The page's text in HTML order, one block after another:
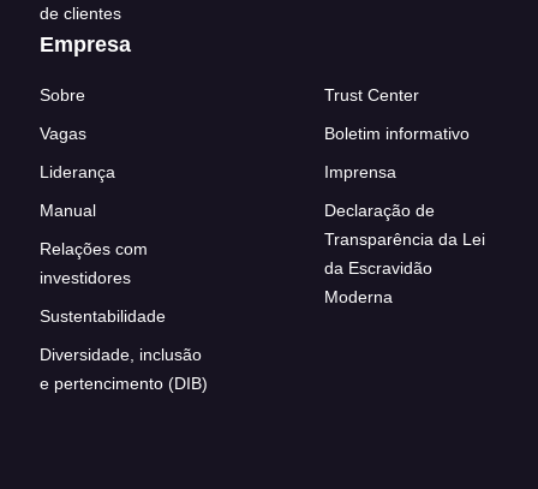
de clientes
Empresa
Sobre
Vagas
Liderança
Manual
Relações com
investidores
Sustentabilidade
Diversidade, inclusão
e pertencimento (DIB)
Trust Center
Boletim informativo
Imprensa
Declaração de
Transparência da Lei
da Escravidão
Moderna